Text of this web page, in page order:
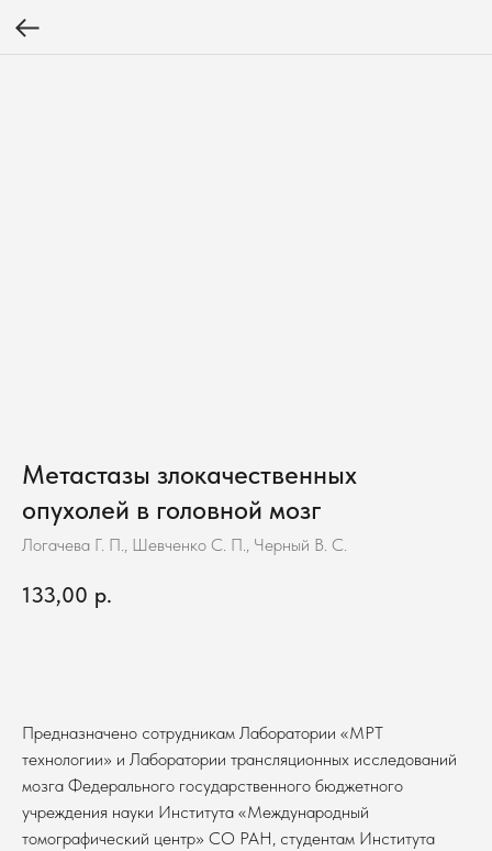
Метастазы злокачественных
опухолей в головной мозг
Логачева Г. П., Шевченко С. П., Черный В. С.
133,00 р.
Предназначено сотрудникам Лаборатории «МРТ
технологии» и Лаборатории трансляционных исследований
мозга Федерального государственного бюджетного
учреждения науки Института «Международный
томографический центр» СО РАН, студентам Института